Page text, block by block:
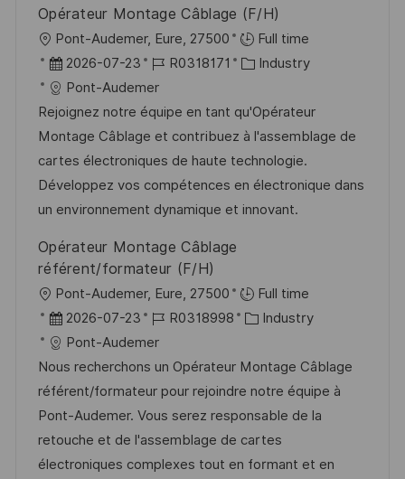
c
h
u
n
g
e
r
ö
f
f
e
n
t
l
i
c
h
u
n
g
Opérateur Montage Câblage (F/H)
O
r
t
Pont-Audemer, Eure, 27500
Full time
D
a
t
u
m
d
e
V
ö
f
2026-07-23
J
o
b
-
I
D
R0318171
K
t
e
g
o
r
Industry
Pont-Audemer
Rejoignez notre équipe en tant qu'Opérateur
Montage Câblage et contribuez à l'assemblage de
cartes électroniques de haute technologie.
Développez vos compétences en électronique dans
un environnement dynamique et innovant.
Opérateur Montage Câblage
référent/formateur (F/H)
O
r
t
Pont-Audemer, Eure, 27500
Full time
D
a
t
u
m
d
e
2026-07-23
J
o
b
-
I
D
R0318998
K
t
e
g
o
Industry
Pont-Audemer
Nous recherchons un Opérateur Montage Câblage
référent/formateur pour rejoindre notre équipe à
Pont-Audemer. Vous serez responsable de la
retouche et de l'assemblage de cartes
électroniques complexes tout en formant et en